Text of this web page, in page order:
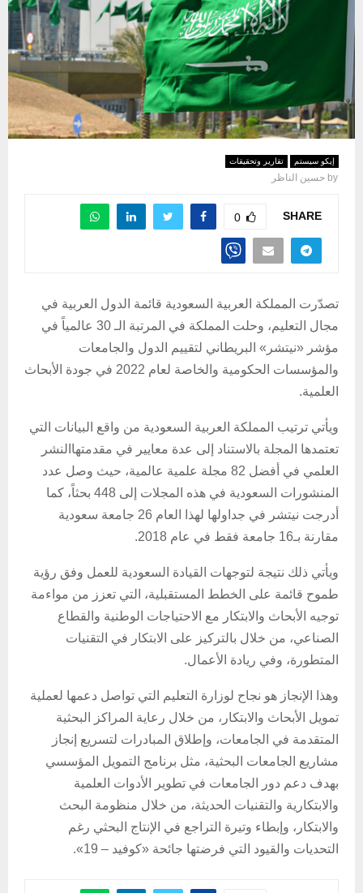
إيكو سيستم تقارير وتحقيقات
by حسين الناظر
SHARE
0
تصدّرت المملكة العربية السعودية قائمة الدول العربية في
مجال التعليم، وحلت المملكة في المرتبة الـ 30 عالمياً في
مؤشر «نيتشر» البريطاني لتقييم الدول والجامعات
والمؤسسات الحكومية والخاصة لعام 2022 في جودة الأبحاث
العلمية.
ويأتي ترتيب المملكة العربية السعودية من واقع البيانات التي
تعتمدها المجلة بالاستناد إلى عدة معايير في مقدمتهاالنشر
العلمي في أفضل 82 مجلة علمية عالمية، حيث وصل عدد
المنشورات السعودية في هذه المجلات إلى 448 بحثاً، كما
أدرجت نيتشر في جداولها لهذا العام 26 جامعة سعودية
مقارنة بـ16 جامعة فقط في عام 2018.
ويأتي ذلك نتيجة لتوجهات القيادة السعودية للعمل وفق رؤية
طموح قائمة على الخطط المستقبلية، التي تعزز من مواءمة
توجيه الأبحاث والابتكار مع الاحتياجات الوطنية والقطاع
الصناعي، من خلال بالتركيز على الابتكار في التقنيات
المتطورة، وفي ريادة الأعمال.
وهذا الإنجاز هو نجاح لوزارة التعليم التي تواصل دعمها لعملية
تمويل الأبحاث والابتكار، من خلال رعاية المراكز البحثية
المتقدمة في الجامعات، وإطلاق المبادرات لتسريع إنجاز
مشاريع الجامعات البحثية، مثل برنامج التمويل المؤسسي
بهدف دعم دور الجامعات في تطوير الأدوات العلمية
والابتكارية والتقنيات الحديثة، من خلال منظومة البحث
والابتكار، وإبطاء وتيرة التراجع في الإنتاج البحثي رغم
التحديات والقيود التي فرضتها جائحة «كوفيد – 19».